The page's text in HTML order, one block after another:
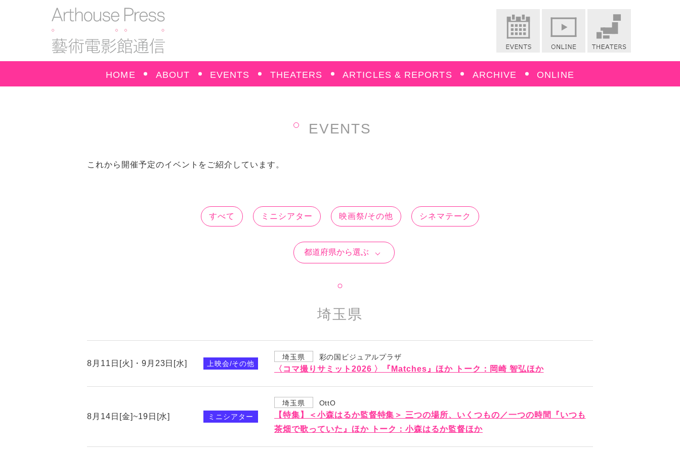
HOME ABOUT EVENTS THEATERS ARTICLES & REPORTS ARCHIVE ONLINE
EVENTS
これから開催予定のイベントをご紹介しています。
すべて ミニシアター 映画祭/その他 シネマテーク
埼玉県
8月11日[火]・9月23日[水] 上映会/その他
埼玉県 彩の国ビジュアルプラザ
〈コマ撮りサミット2026 〉『Matches』ほか トーク：岡崎 智弘ほか
8月14日[金]~19日[水] ミニシアター
埼玉県 OttO
【特集】＜小森はるか監督特集＞ 三つの場所、いくつもの／一つの時間『いつも
茶畑で歌っていた』ほか トーク：小森はるか監督ほか